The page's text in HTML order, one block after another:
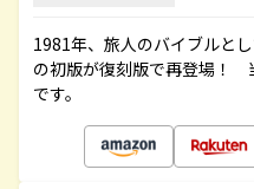
1981年、旅人のバイブルと
の初版が復刻版で再登場！
です。